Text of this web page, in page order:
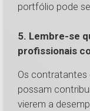
portfólio pode
5. Lembre-se
profissionais
Os contratantes
possam
vierem a